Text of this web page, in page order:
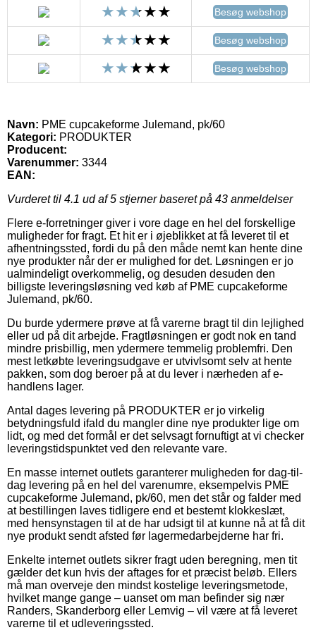
Besøg webshop
Besøg webshop
Besøg webshop
Navn: PME cupcakeforme Julemand, pk/60
Kategori: PRODUKTER
Producent:
Varenummer: 3344
EAN:
Vurderet til 4.1 ud af 5 stjerner baseret på 43 anmeldelser
Flere e-forretninger giver i vore dage en hel del forskellige
muligheder for fragt. Et hit er i øjeblikket at få leveret til et
afhentningssted, fordi du på den måde nemt kan hente dine
nye produkter når der er mulighed for det. Løsningen er jo
ualmindeligt overkommelig, og desuden desuden den
billigste leveringsløsning ved køb af PME cupcakeforme
Julemand, pk/60.
Du burde ydermere prøve at få varerne bragt til din lejlighed
eller ud på dit arbejde. Fragtløsningen er godt nok en tand
mindre prisbillig, men ydermere temmelig problemfri. Den
mest letkøbte leveringsudgave er utvivlsomt selv at hente
pakken, som dog beroer på at du lever i nærheden af e-
handlens lager.
Antal dages levering på PRODUKTER er jo virkelig
betydningsfuld ifald du mangler dine nye produkter lige om
lidt, og med det formål er det selvsagt fornuftigt at vi checker
leveringstidspunktet ved den relevante vare.
En masse internet outlets garanterer muligheden for dag-til-
dag levering på en hel del varenumre, eksempelvis PME
cupcakeforme Julemand, pk/60, men det står og falder med
at bestillingen laves tidligere end et bestemt klokkeslæt,
med hensynstagen til at de har udsigt til at kunne nå at få dit
nye produkt sendt afsted før lagermedarbejderne har fri.
Enkelte internet outlets sikrer fragt uden beregning, men tit
gælder det kun hvis der aftages for et præcist beløb. Ellers
må man overveje den mindst kostelige leveringsmetode,
hvilket mange gange – uanset om man befinder sig nær
Randers, Skanderborg eller Lemvig – vil være at få leveret
varerne til et udleveringssted.